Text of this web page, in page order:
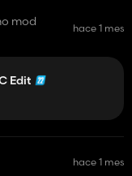
mod hace 1 mes
Edit
hace 1 mes